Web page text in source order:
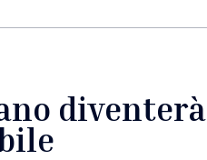
diventerà